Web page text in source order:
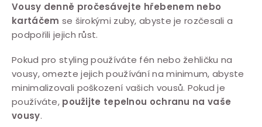
Vousy denně pročesávejte hřebenem nebo
kartáčem se širokými zuby, abyste je rozčesali a
podpořili jejich růst.
Pokud pro styling používáte fén nebo žehličku na
vousy, omezte jejich používání na minimum, abyste
minimalizovali poškození vašich vousů. Pokud je
používáte, použijte tepelnou ochranu na vaše
vousy.